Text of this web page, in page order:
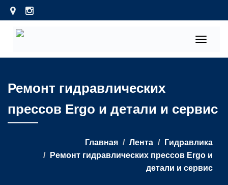
Toggle
Ремонт гидравлических
прессов Ergo и детали и сервис
Главная Лента
Гидравлика
Ремонт гидравлических прессов Ergo и
детали и сервис